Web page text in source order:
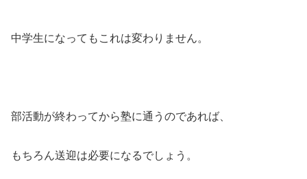
中学生になってもこれは変わりません。
部活動が終わってから塾に通うのであれば、
もちろん送迎は必要になるでしょう。